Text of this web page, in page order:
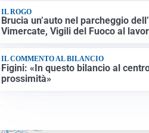
IL ROGO
Brucia un’auto nel parcheggio
Vimercate, Vigili del Fuoco al
IL COMMENTO AL BILANCIO
Figini: «In questo bilancio al
prossimità»